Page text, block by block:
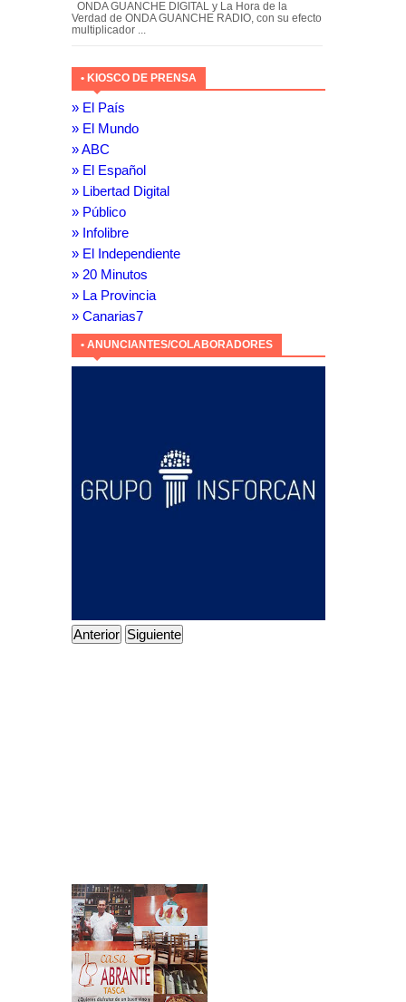
ONDA GUANCHE DIGITAL y La Hora de la
Verdad de ONDA GUANCHE RADIO, con su efecto
multiplicador ...
• KIOSCO DE PRENSA
» El País
» El Mundo
» ABC
» El Español
» Libertad Digital
» Público
» Infolibre
» El Independiente
» 20 Minutos
» La Provincia
» Canarias7
• ANUNCIANTES/COLABORADORES
Anterior Siguiente